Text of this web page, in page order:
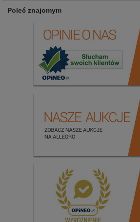
Poleć znajomym